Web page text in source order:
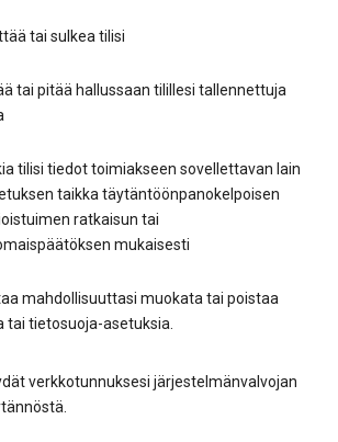
tai sulkea tilisi
tai pitää hallussaan tilillesi tallennettuja
tilisi tiedot toimiakseen sovellettavan lain
taikka täytäntöönpanokelpoisen
ratkaisun tai
mukaisesti
mahdollisuuttasi muokata tai poistaa
tai tietosuoja-asetuksia.
verkkotunnuksesi järjestelmänvalvojan